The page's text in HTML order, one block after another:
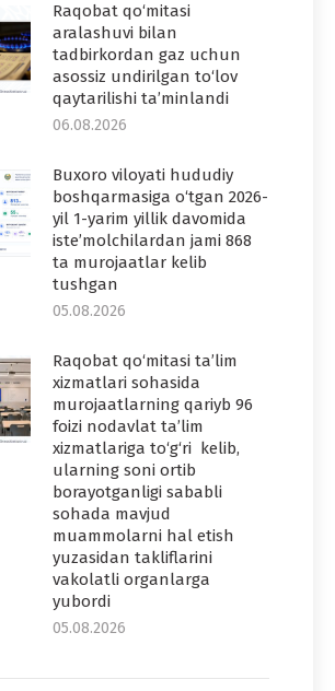
Raqobat qo‘mitasi
aralashuvi bilan
tadbirkordan gaz uchun
asossiz undirilgan to‘lov
qaytarilishi ta’minlandi
06.08.2026
Buxoro viloyati hududiy
boshqarmasiga o‘tgan 2026-
yil 1-yarim yillik davomida
iste’molchilardan jami 868
ta murojaatlar kelib
tushgan
05.08.2026
Raqobat qo‘mitasi ta’lim
xizmatlari sohasida
murojaatlarning qariyb 96
foizi nodavlat ta’lim
xizmatlariga to‘g‘ri kelib,
ularning soni ortib
borayotganligi sababli
sohada mavjud
muammolarni hal etish
yuzasidan takliflarini
vakolatli organlarga
yubordi
05.08.2026